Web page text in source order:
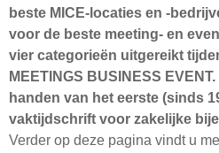
beste MICE-locaties en -
voor de beste meeting- en
vier categorieën uitgereikt
MEETINGS BUSINESS
handen van het eerste (sinds
vaktijdschrift voor zakelijke
Verder op deze pagina vindt u